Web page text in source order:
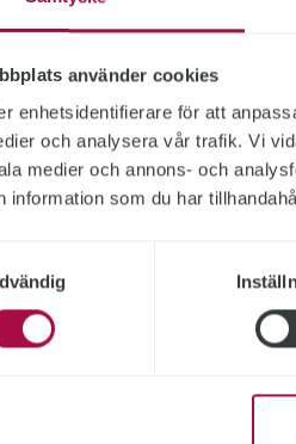
använder cookies
enhetsidentifierare för att
och analysera vår trafik. Vi
medier och annons- och
information som du har